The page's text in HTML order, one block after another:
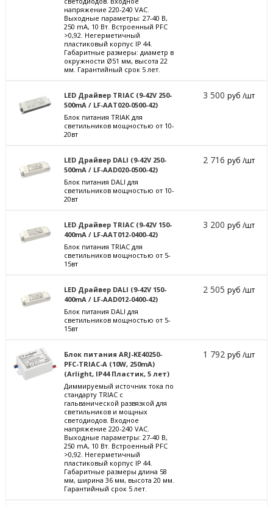
напряжение 220-240 VAC.
Выходные параметры: 27-40 В,
250 mА, 10 Вт. Встроенный PFC
>0,92. Негерметичный
пластиковый корпус IP 44.
Габаритные размеры: диаметр в
окружности Ø51 мм, высота 22
мм. Гарантийный срок 5 лет.
LED Драйвер TRIAC (9-42V 250-
500mA / LF-AAT020-0500-42)
Блок питания TRIAK для
светильников мощностью от 10-
20вт
3 500руб /шт
LED Драйвер DALI (9-42V 250-
500mA / LF-AAD020-0500-42)
Блок питания DALI для
светильников мощностью от 10-
20вт
2 716руб /шт
LED Драйвер TRIAC (9-42V 150-
400mA / LF-AAT012-0400-42)
Блок питания TRIAC для
светильников мощностью от 5-
15вт
3 200руб /шт
LED Драйвер DALI (9-42V 150-
400mA / LF-AAD012-0400-42)
Блок питания DALI для
светильников мощностью от 5-
15вт
2 505руб /шт
Блок питания ARJ-KE40250-
PFC-TRIAC-A (10W, 250mA)
(Arlight, IP44 Пластик, 5 лет)
Диммируемый источник тока по
стандарту TRIAC с
гальванической развязкой для
светильников и мощных
светодиодов. Входное
напряжение 220-240 VAC.
Выходные параметры: 27-40 В,
250 mА, 10 Вт. Встроенный PFC
>0,92. Негерметичный
пластиковый корпус IP 44.
Габаритные размеры длина 58
мм, ширина 36 мм, высота 20 мм.
Гарантийный срок 5 лет.
1 792руб /шт